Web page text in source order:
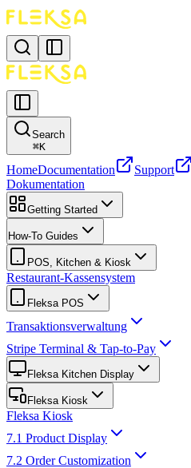
Search
⌘K
HomeDocumentation Support
Dokumentation
Getting Started
How-To Guides
POS, Kitchen & Kiosk
Restaurant-Kassensystem
Fleksa POS
Transaktionsverwaltung
Stripe Terminal & Tap-to-Pay
Fleksa Kitchen Display
Fleksa Kiosk
Fleksa Kiosk
7.1 Product Display
7.2 Order Customization